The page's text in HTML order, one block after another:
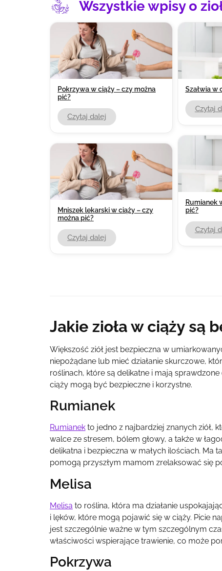
Wszystkie wpisy o
Pokrzywa w ciąży – czy można
pić?
Czytaj dalej
Szałwia w
Czytaj
Rumianek
pić?
Czytaj
Mniszek lekarski w ciąży – czy
można pić?
Czytaj dalej
Jakie zioła w ciąży są
Większość ziół jest bezpieczna w
niepożądane lub mieć działanie skurczowe,
roślinach, które są delikatne i mają
ciąży mogą być bezpieczne i korzystne.
Rumianek
Rumianek to jedno z najbardziej znanych ziół,
walce ze stresem, bólem głowy, a także w
delikatna i bezpieczna w małych ilościach. Ma
pomogą przyszłym mamom zrelaksować się
Melisa
Melisa to roślina, która ma działanie
i lęków, które mogą pojawić się w ciąży. Picie
jest szczególnie ważne w tym szczególnym
właściwości wspierające trawienie, co może
Pokrzywa